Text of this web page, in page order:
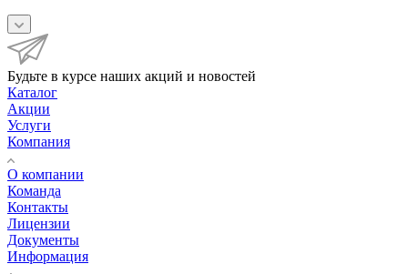
Будьте в курсе наших акций и новостей
Каталог
Акции
Услуги
Компания
О компании
Команда
Контакты
Лицензии
Документы
Информация